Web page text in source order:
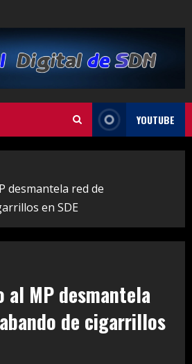
YOUTUBE
desmantela red de
en SDE
al MP desmantela
de cigarrillos